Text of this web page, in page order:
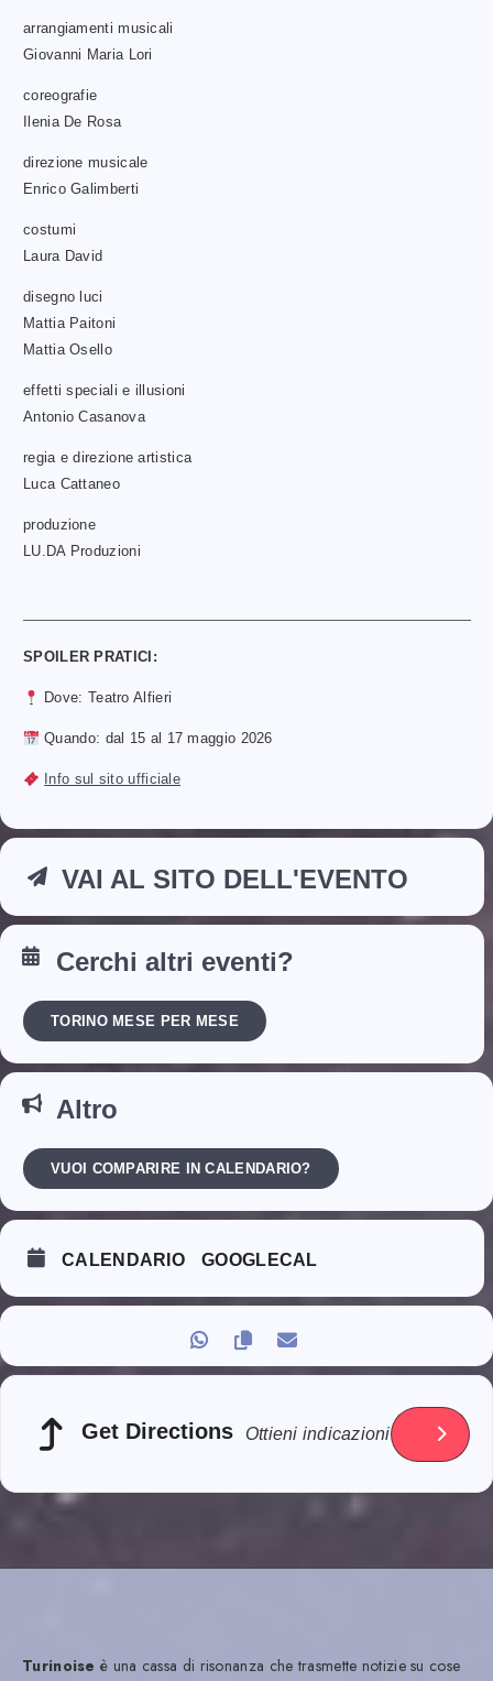
arrangiamenti musicali
Giovanni Maria Lori
coreografie
Ilenia De Rosa
direzione musicale
Enrico Galimberti
costumi
Laura David
disegno luci
Mattia Paitoni
Mattia Osello
effetti speciali e illusioni
Antonio Casanova
regia e direzione artistica
Luca Cattaneo
produzione
LU.DA Produzioni
SPOILER PRATICI:
Dove: Teatro Alfieri
Quando: dal 15 al 17 maggio 2026
Info sul sito ufficiale
VAI AL SITO DELL'EVENTO
Cerchi altri eventi?
TORINO MESE PER MESE
Altro
VUOI COMPARIRE IN CALENDARIO?
CALENDARIO GOOGLECAL
Get Directions
Turinoise è una cassa di risonanza che trasmette notizie su cose